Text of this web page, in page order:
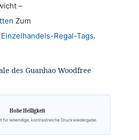
–
Zum
Einzelhandels-Regal-Tags.
des Guanhao Woodfree
Hohe Helligkeit
für lebendige, kontrastreiche Druckwiedergabe.